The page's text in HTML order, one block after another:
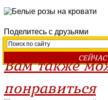
Поделитесь с друзьями
Вам также
понравиться